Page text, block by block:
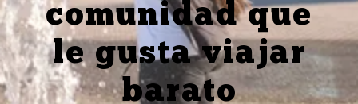
comunidad que
le gusta viajar
barato